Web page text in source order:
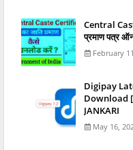
Central
प्रमाण पत्र
February
Digipay
Download
JANKARI
May 16,